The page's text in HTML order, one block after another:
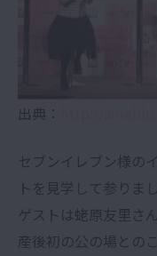
出典：
セブンイレブン様の
トを見学して参りま
ゲストは蛯原友里さ
産後初の公の場との